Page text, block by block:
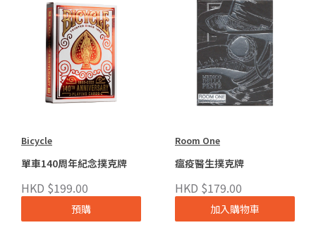
Bicycle
單車140周年紀念撲克牌
HKD $199.00
預購
Room One
瘟疫醫生撲克牌
HKD $179.00
加入購物車